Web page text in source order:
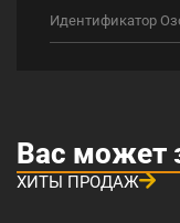
Идентификатор
Вас может
ХИТЫ ПРОДАЖ